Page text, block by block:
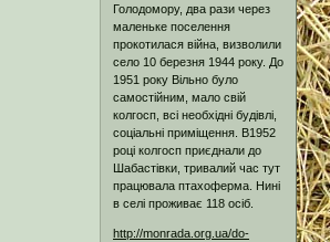
Голодомору, два рази через
маленьке поселення
прокотилася війна, визволили
село 10 березня 1944 року. До
1951 року Вільно було
самостійним, мало свій
колгосп, всі необхідні будівлі,
соціальні приміщення. В1952
році колгосп приєднали до
Шабастівки, тривалий час тут
працювала птахоферма. Нині
в селі проживає 118 осіб.
http://monrada.org.ua/do-